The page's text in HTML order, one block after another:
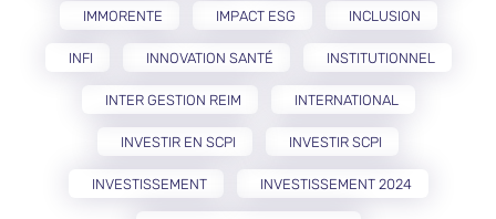
IMMORENTE IMPACT ESG INCLUSION
INFI INNOVATION SANTÉ INSTITUTIONNEL
INTER GESTION REIM INTERNATIONAL
INVESTIR EN SCPI INVESTIR SCPI
INVESTISSEMENT INVESTISSEMENT 2024